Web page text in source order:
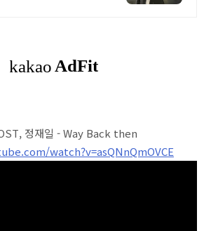
정재일 - Way Back then
watch?v=asQNnQmOVCE